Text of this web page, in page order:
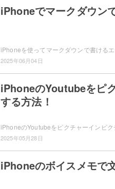
iPhoneでマークダウン
2025年06月04日
iPhoneのYoutubeをピ
する方法！
2025年05月28日
iPhoneのボイスメモで